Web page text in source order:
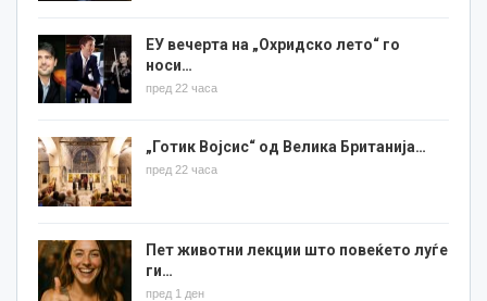
ЕУ вечерта на „Охридско лето“ го
носи…
пред 22 часа
„Готик Војсис“ од Велика Британија…
пред 22 часа
Пет животни лекции што повеќето луѓе
ги…
пред 1 ден